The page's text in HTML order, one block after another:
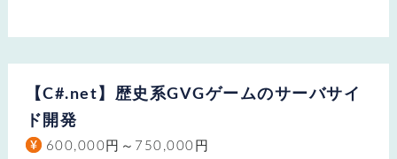
【C#.net】歴史系GVGゲームのサーバサイ
ド開発
600,000円～750,000円